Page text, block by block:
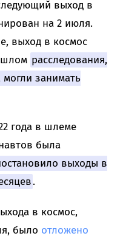
выход в
на 2 июля.
выход в космос
расследования,
занимать
года в шлеме
была
выходы в
.
в космос,
было отложено